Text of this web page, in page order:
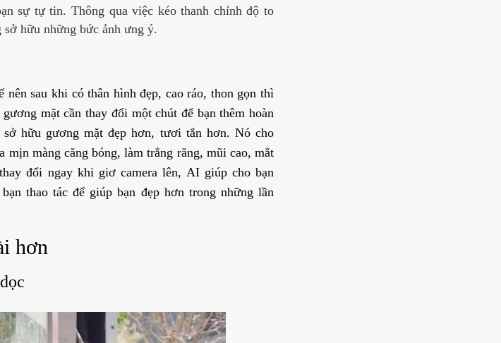
sự tự tin. Thông qua việc kéo thanh chỉnh độ to
hữu những bức ảnh ưng ý.
sau khi có thân hình đẹp, cao ráo, thon gọn thì
mặt cần thay đổi một chút để bạn thêm hoàn
hữu gương mặt đẹp hơn, tươi tắn hơn. Nó cho
mịn màng căng bóng, làm trắng răng, mũi cao, mắt
đổi ngay khi giơ camera lên, AI giúp cho bạn
thao tác để giúp bạn đẹp hơn trong những lần
hơn